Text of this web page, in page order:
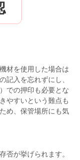
材を使用した場合は
記入を忘れずにし、
での押印も必要とな
やすいという難点も
め、保管場所にも気
否が挙げられます。